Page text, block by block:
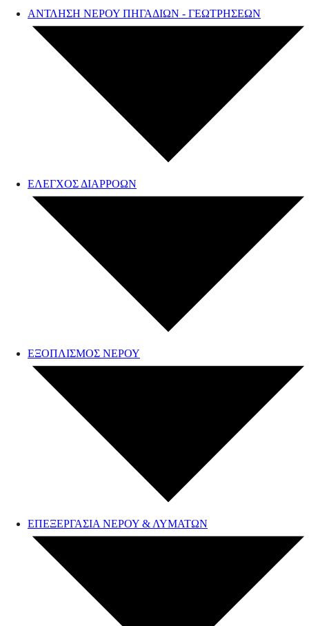
ΑΝΤΛΗΣΗ ΝΕΡΟΥ ΠΗΓΑΔΙΩΝ - ΓΕΩΤΡΗΣΕΩΝ
ΕΛΕΓΧΟΣ ΔΙΑΡΡΟΩΝ
ΕΞΟΠΛΙΣΜΟΣ ΝΕΡΟΥ
ΕΠΕΞΕΡΓΑΣΙΑ ΝΕΡΟΥ & ΛΥΜΑΤΩΝ